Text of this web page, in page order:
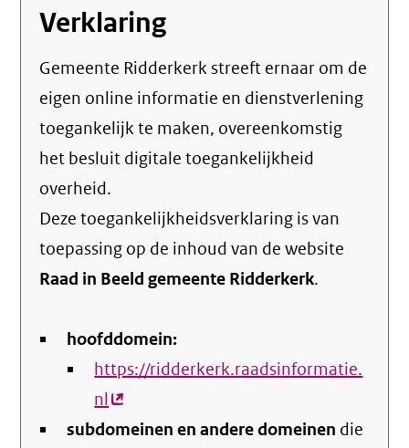
Verklaring
Gemeente Ridderkerk streeft ernaar om de
eigen online informatie en dienstverlening
toegankelijk te maken, overeenkomstig
het besluit digitale toegankelijkheid
overheid.
Deze toegankelijkheidsverklaring is van
toepassing op de inhoud van de website
Raad in Beeld gemeente Ridderkerk.
hoofddomein:
https://ridderkerk.raadsinformatie.
nl(externe
link)
subdomeinen en andere domeinen die